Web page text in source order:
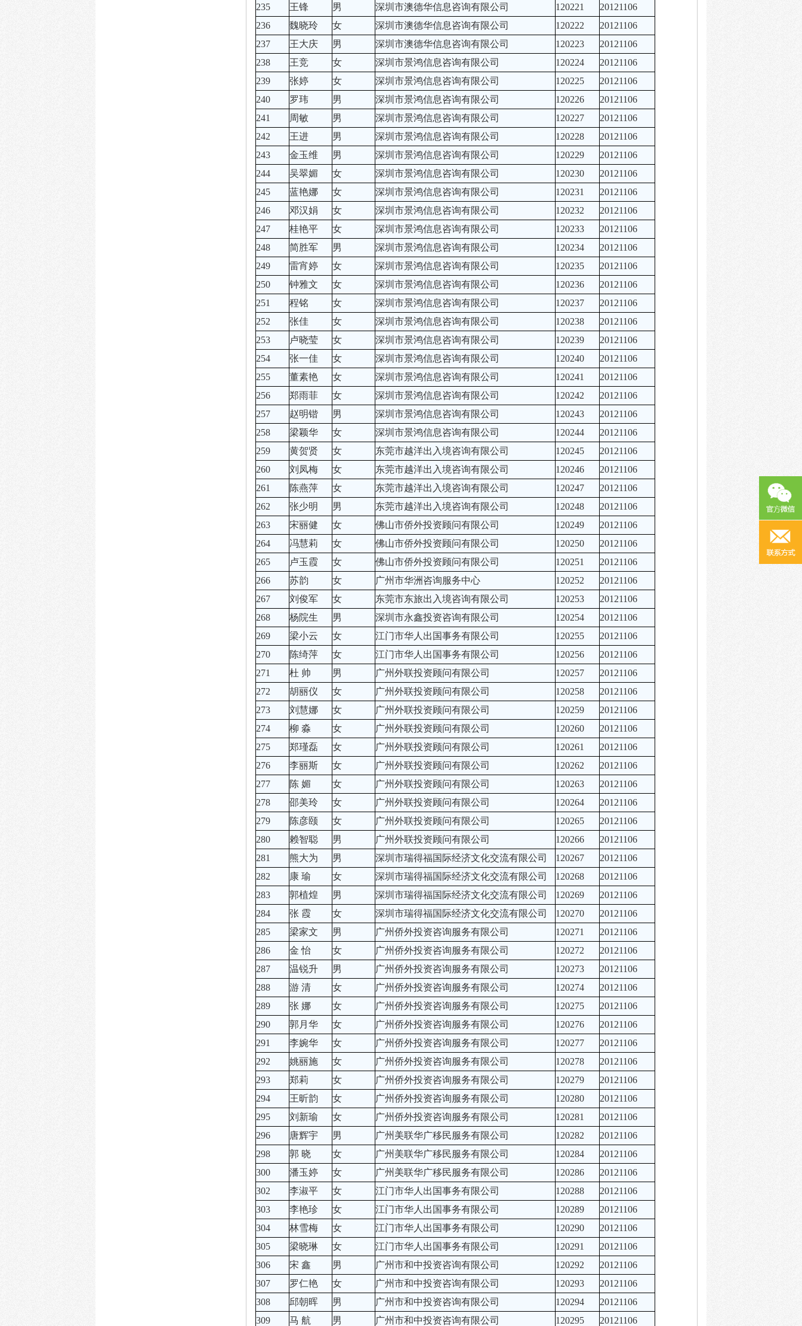
235
王锋 男 深圳市澳德华信息咨询有限公司 120221
20121106
236
魏晓玲 女 深圳市澳德华信息咨询有限公司 120222
20121106
237
王大庆 男 深圳市澳德华信息咨询有限公司 120223
20121106
238
王竞 女 深圳市景鸿信息咨询有限公司 120224
20121106
239
张婷 女 深圳市景鸿信息咨询有限公司 120225
20121106
240
罗玮 男 深圳市景鸿信息咨询有限公司 120226
20121106
241
周敏 男 深圳市景鸿信息咨询有限公司 120227
20121106
242
王进 男 深圳市景鸿信息咨询有限公司 120228
20121106
243
金玉维 男 深圳市景鸿信息咨询有限公司 120229
20121106
244
吴翠媚 女 深圳市景鸿信息咨询有限公司 120230
20121106
245
蓝艳娜 女 深圳市景鸿信息咨询有限公司 120231
20121106
246
邓汉娟 女 深圳市景鸿信息咨询有限公司 120232
20121106
247
桂艳平 女 深圳市景鸿信息咨询有限公司 120233
20121106
248
简胜军 男 深圳市景鸿信息咨询有限公司 120234
20121106
249
雷宵婷 女 深圳市景鸿信息咨询有限公司 120235
20121106
250
钟雅文 女 深圳市景鸿信息咨询有限公司 120236
20121106
251
程铭 女 深圳市景鸿信息咨询有限公司 120237
20121106
252
张佳 女 深圳市景鸿信息咨询有限公司 120238
20121106
253
卢晓莹 女 深圳市景鸿信息咨询有限公司 120239
20121106
254
张一佳 女 深圳市景鸿信息咨询有限公司 120240
20121106
255
董素艳 女 深圳市景鸿信息咨询有限公司 120241
20121106
256
郑雨菲 女 深圳市景鸿信息咨询有限公司 120242
20121106
257
赵明锴 男 深圳市景鸿信息咨询有限公司 120243
20121106
258
梁颖华 女 深圳市景鸿信息咨询有限公司 120244
20121106
259
黄贺贤 女 东莞市越洋出入境咨询有限公司 120245
20121106
260
刘凤梅 女 东莞市越洋出入境咨询有限公司 120246
20121106
261
陈燕萍 女 东莞市越洋出入境咨询有限公司 120247
20121106
262
张少明 男 东莞市越洋出入境咨询有限公司 120248
20121106
263
宋丽健 女 佛山市侨外投资顾问有限公司 120249
20121106
264
冯慧莉 女 佛山市侨外投资顾问有限公司 120250
20121106
265
卢玉霞 女 佛山市侨外投资顾问有限公司 120251
20121106
266
苏韵 女 广州市华洲咨询服务中心 120252
20121106
267
刘俊军 女 东莞市东旅出入境咨询有限公司 120253
20121106
268
杨院生 男 深圳市永鑫投资咨询有限公司 120254
20121106
269
梁小云 女 江门市华人出国事务有限公司 120255
20121106
270
陈绮萍 女 江门市华人出国事务有限公司 120256
20121106
271
杜 帅 男 广州外联投资顾问有限公司 120257
20121106
272
胡丽仪 女 广州外联投资顾问有限公司 120258
20121106
273
刘慧娜 女 广州外联投资顾问有限公司 120259
20121106
274
柳 淼 女 广州外联投资顾问有限公司 120260
20121106
275
郑瑾磊 女 广州外联投资顾问有限公司 120261
20121106
276
李丽斯 女 广州外联投资顾问有限公司 120262
20121106
277
陈 媚 女 广州外联投资顾问有限公司 120263
20121106
278
邵美玲 女 广州外联投资顾问有限公司 120264
20121106
279
陈彦颐 女 广州外联投资顾问有限公司 120265
20121106
280
赖智聪 男 广州外联投资顾问有限公司 120266
20121106
281
熊大为 男 深圳市瑞得福国际经济文化交流有限公司 120267
20121106
282
康 瑜 女 深圳市瑞得福国际经济文化交流有限公司 120268
20121106
283
郭植煌 男 深圳市瑞得福国际经济文化交流有限公司 120269
20121106
284
张 霞 女 深圳市瑞得福国际经济文化交流有限公司 120270
20121106
285
梁家文 男 广州侨外投资咨询服务有限公司 120271
20121106
286
金 怡 女 广州侨外投资咨询服务有限公司 120272
20121106
287
温锐升 男 广州侨外投资咨询服务有限公司 120273
20121106
288
游 清 女 广州侨外投资咨询服务有限公司 120274
20121106
289
张 娜 女 广州侨外投资咨询服务有限公司 120275
20121106
290
郭月华 女 广州侨外投资咨询服务有限公司 120276
20121106
291
李婉华 女 广州侨外投资咨询服务有限公司 120277
20121106
292
姚丽施 女 广州侨外投资咨询服务有限公司 120278
20121106
293
郑莉 女 广州侨外投资咨询服务有限公司 120279
20121106
294
王昕韵 女 广州侨外投资咨询服务有限公司 120280
20121106
295
刘新瑜 女 广州侨外投资咨询服务有限公司 120281
20121106
296
唐辉宇 男 广州美联华广移民服务有限公司 120282
20121106
298
郭 晓 女 广州美联华广移民服务有限公司 120284
20121106
300
潘玉婷 女 广州美联华广移民服务有限公司 120286
20121106
302
李淑平 女 江门市华人出国事务有限公司 120288
20121106
303
李艳珍 女 江门市华人出国事务有限公司 120289
20121106
304
林雪梅 女 江门市华人出国事务有限公司 120290
20121106
305
梁晓琳 女 江门市华人出国事务有限公司 120291
20121106
306
宋 鑫 男 广州市和中投资咨询有限公司 120292
20121106
307
罗仁艳 女 广州市和中投资咨询有限公司 120293
20121106
308
邱朝晖 男 广州市和中投资咨询有限公司 120294
20121106
309
马 航 男 广州市和中投资咨询有限公司 120295 20121106